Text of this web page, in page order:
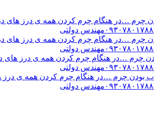
…در هنگام چرم کردن همه ی درز های درب
…در هنگام چرم کردن همه ی درز های درب
…در هنگام چرم کردن همه ی درز های
چرم …در هنگام چرم کردن همه ی درز